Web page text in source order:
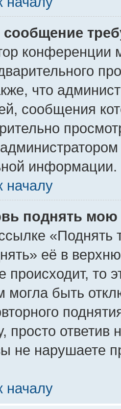
конференции
что
сообщения
информации.
началу
поднять мою
«Поднять
её в
происходит, то
могла быть
просто ответив
не нарушаете
началу